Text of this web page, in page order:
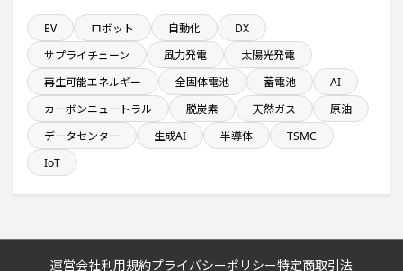
発電設備の導入を含む物流施設プロジェクト
食品卸に関するプロジェクト
純利益が10億円以上の企業一覧
ホテル・宿泊事業を営む会社で10億円以上投資する設備
EV ロボット 自動化
DX
サプライチェーン
風力発電
太陽光発電
再生可能エネルギー
全固体電池 蓄電池
AI
カーボンニュートラル
脱炭素 天然ガス
原油
データセンター
生成AI 半導体
TSMC
IoT
運営会社利用規約プライバシーポリシー特定商取引法